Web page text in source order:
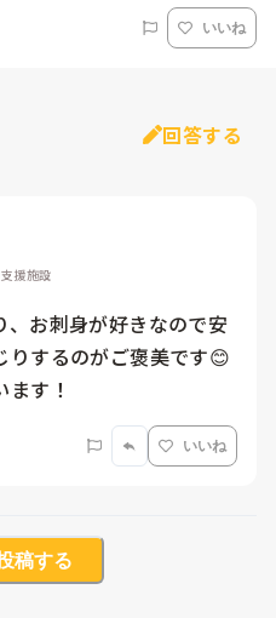
いいね
回答する
援施設
お刺身が好きなので安
りするのがご褒美です😊
す！
いいね
稿する